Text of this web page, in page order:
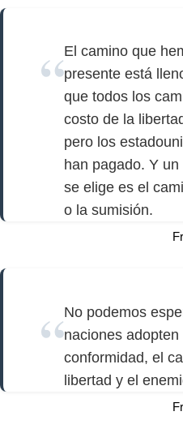
El camino que
presente está
que todos los
costo de la
pero los
han pagado. Y
se elige es el
o la sumisión.
No podemos
naciones
conformidad, el
libertad y el